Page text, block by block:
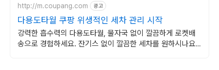
http://m.coupang.com 광고
다용도타월 쿠팡 위생적인 세차 관리 시작
강력한 흡수력의 다용도타월, 물자국 없이 깔끔하게 로켓배
송으로 경험하세요. 잔기스 없이 깔끔한 세차를 원하시나요?